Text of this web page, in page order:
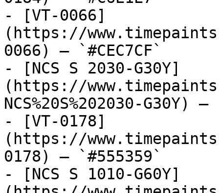
- [VT-0066]
(https://
0066) — `#CEC7CF`
- [NCS S 2030-G30Y]
(https://
NCS%20S%202030-G30Y)
- [VT-0178]
(https://
0178) — `#555359`
- [NCS S 1010-G60Y]